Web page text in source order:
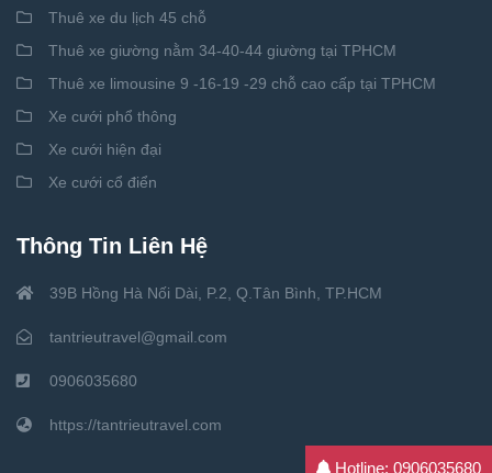
Hotline: 0906035680
Thuê xe du lịch 45 chỗ
Thuê xe giường nằm 34-40-44 giường tại TPHCM
Thuê xe limousine 9 -16-19 -29 chỗ cao cấp tại TPHCM
Xe cưới phổ thông
Xe cưới hiện đại
Xe cưới cổ điển
Thông Tin Liên Hệ
39B Hồng Hà Nối Dài, P.2, Q.Tân Bình, TP.HCM
tantrieutravel@gmail.com
0906035680
https://tantrieutravel.com